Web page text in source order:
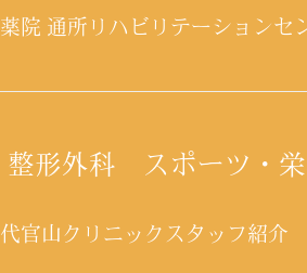
薬院 通所リハビリテーションセ
整形外科 スポーツ・栄
代官山クリニックスタッフ紹介